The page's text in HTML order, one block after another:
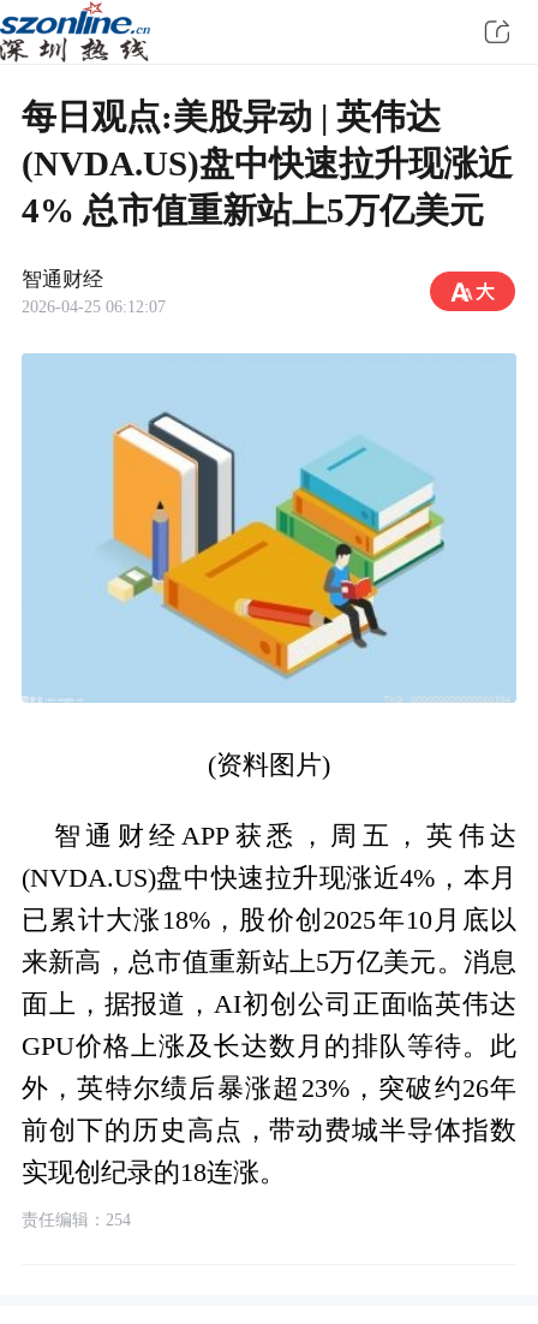
每日观点:美股异动 | 英伟达
(NVDA.US)盘中快速拉升现涨近
4% 总市值重新站上5万亿美元
智通财经
2026-04-25 06:12:07
(资料图片)
智通财经APP获悉，周五，英伟达
(NVDA.US)盘中快速拉升现涨近4%，本月
已累计大涨18%，股价创2025年10月底以
来新高，总市值重新站上5万亿美元。消息
面上，据报道，AI初创公司正面临英伟达
GPU价格上涨及长达数月的排队等待。此
外，英特尔绩后暴涨超23%，突破约26年
前创下的历史高点，带动费城半导体指数
实现创纪录的18连涨。
责任编辑：254